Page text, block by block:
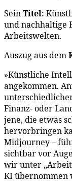
SeinTitel:
und nachhaltige
Arbeitswelten.
Auszug aus dem
»Künstliche
angekommen.
Finanz- oder
jene, die etwas
hervorbringen
Midjourney –
sichtbar vor
wir unter
KI